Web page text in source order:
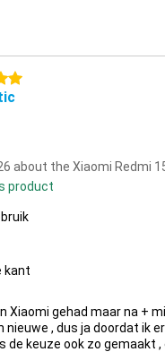
about the Xiaomi Redmi
product
kant
Xiaomi gehad maar na +
nieuwe , dus ja doordat ik
de keuze ook zo gemaakt ,